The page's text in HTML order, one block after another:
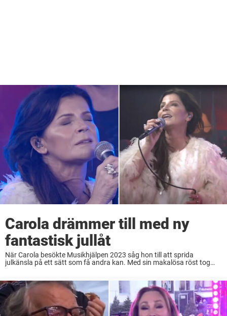
Carola drämmer till med ny
fantastisk jullåt
När Carola besökte Musikhjälpen 2023 såg hon till att sprida
julkänsla på ett sätt som få andra kan. Med sin makalösa röst tog